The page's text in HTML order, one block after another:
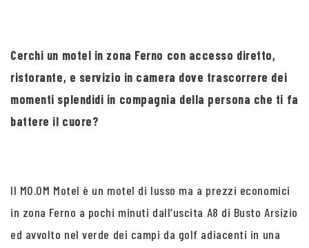
Cerchi un motel in zona Ferno con accesso diretto,
ristorante, e servizio in camera dove trascorrere dei
momenti splendidi in compagnia della persona che ti fa
battere il cuore?
Il MO.OM Motel è un motel di lusso ma a prezzi economici
in zona Ferno a pochi minuti dall’uscita A8 di Busto Arsizio
ed avvolto nel verde dei campi da golf adiacenti in una